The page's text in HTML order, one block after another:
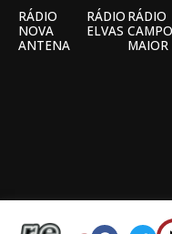
RÁDIO
NOVA
ANTENA
RÁDIO
ELVAS
RÁDIO
CAMPO
MAIOR